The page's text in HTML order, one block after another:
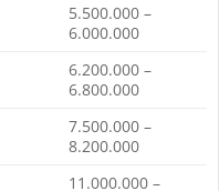
5.500.000 –
6.000.000
6.200.000 –
6.800.000
7.500.000 –
8.200.000
11.000.000 –